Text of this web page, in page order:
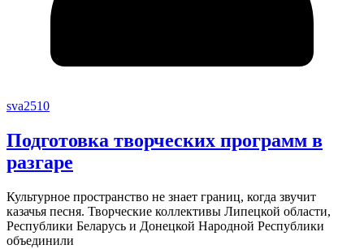
sva2510
Подготовка творческих программ в
разгаре
Культурное пространство не знает границ, когда звучит
казачья песня. Творческие коллективы Липецкой области,
Республики Беларусь и Донецкой Народной Республики
объединили